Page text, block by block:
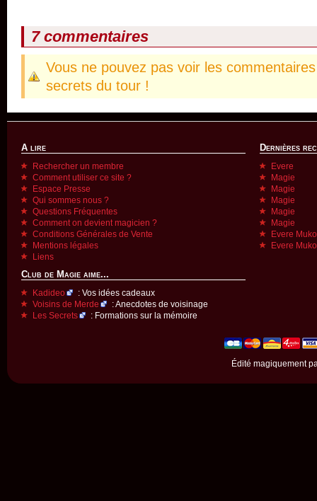
7 commentaires
Vous ne pouvez pas voir les
secrets du tour !
A lire
Rechercher un membre
Comment utiliser ce site ?
Espace Presse
Qui sommes nous ?
Questions Fréquentes
Comment on devient magicien ?
Conditions Générales de Vente
Mentions légales
Liens
Club de Magie aime...
Kadideo
: Vos idées cadeaux
Voisins de Merde
: Anecdotes de voisinage
Les Secrets
: Formations sur la mémoire
Dernières
Evere
Magie
Magie
Magie
Magie
Magie
Evere
Evere
Édité magiquement